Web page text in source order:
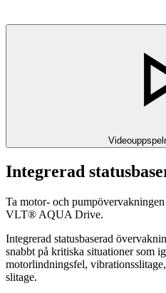
Integrerad
Ta motor- och
VLT® AQUA Drive.
Integrerad statusbaserad
snabbt på kritiska situationer som
motorlindningsfel,
slitage.